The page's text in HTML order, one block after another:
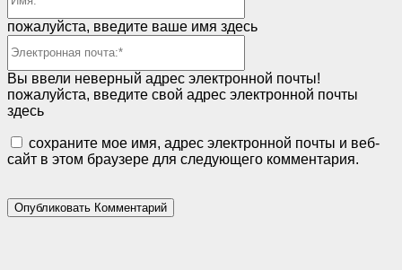
пожалуйста, введите ваше имя здесь
Вы ввели неверный адрес электронной почты!
пожалуйста, введите свой адрес электронной почты
здесь
сохраните мое имя, адрес электронной почты и веб-
сайт в этом браузере для следующего комментария.